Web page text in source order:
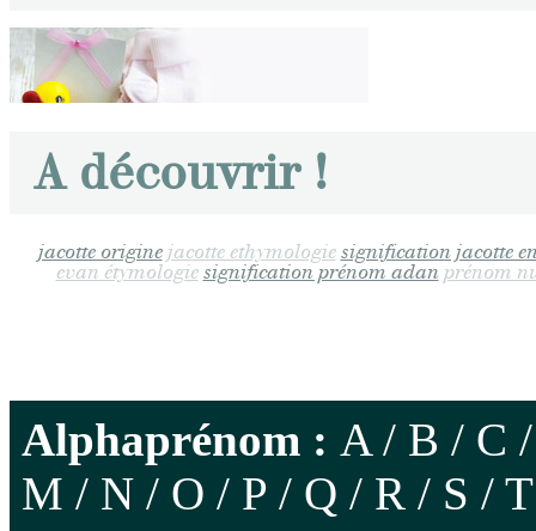
A découvrir !
jacotte origine jacotte ethymologie signification jacotte
evan étymologie signification prénom adan prénom
Alphaprénom : A/ B / C
M / N / O / P / Q / R / S / T